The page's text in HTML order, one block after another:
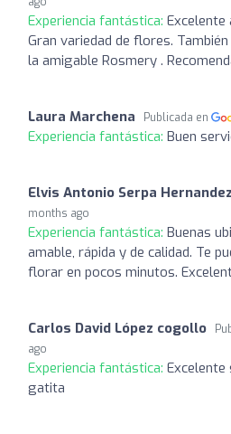
Experiencia fantástica: Excelente
Gran variedad de flores.
la amigable Rosmery .
Laura Marchena Publicada en
Experiencia fantástica: Buen
Elvis Antonio Serpa Hernandez
months ago
Experiencia fantástica: Buenas
amable, rápida y de calidad. Te
florar en pocos minutos.
Carlos David López cogollo
ago
Experiencia fantástica: Excelente
gatita